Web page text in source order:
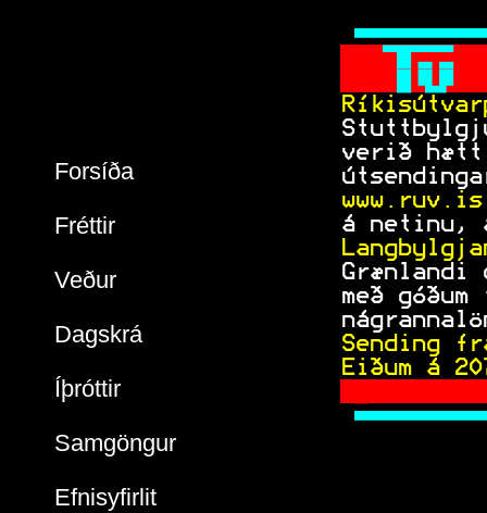
Forsíða
Fréttir
Veður
Dagskrá
Íþróttir
Samgöngur
Efnisyfirlit


verið
á netinu,
með
Sending
Eiðum á